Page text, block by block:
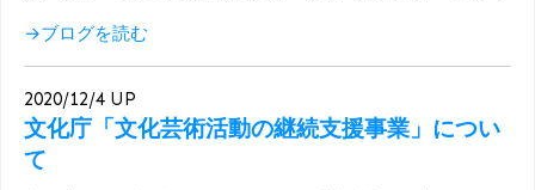
→ブログを読む
2020/12/4 UP
文化庁「文化芸術活動の継続支援事業」につい
て